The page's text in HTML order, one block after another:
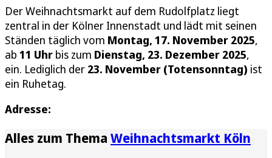
Der Weihnachtsmarkt auf dem Rudolfplatz liegt
zentral in der Kölner Innenstadt und lädt mit seinen
Ständen täglich vom Montag, 17. November 2025,
ab 11 Uhr bis zum Dienstag, 23. Dezember 2025,
ein. Lediglich der 23. November (Totensonntag) ist
ein Ruhetag.
Adresse:
Alles zum Thema Weihnachtsmarkt Köln